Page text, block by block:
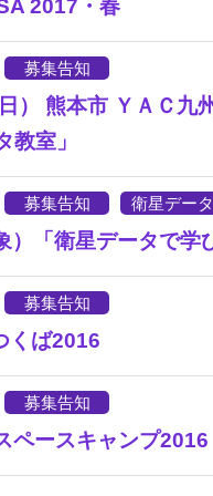
2017・春
募集告知
） 熊本市 ＹＡＣ
教室」
募集告知 衛星データ
）「衛星データで学
募集告知
くば2016
募集告知
ペースキャンプ2016